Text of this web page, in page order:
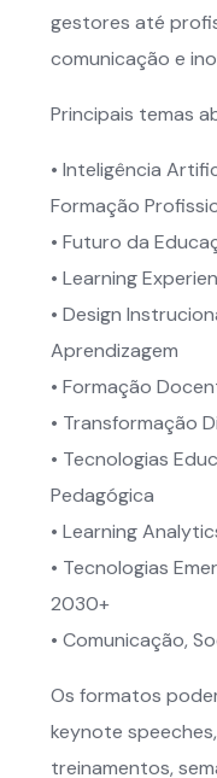
gestores até
comunicação e
Principais temas
• Inteligência
Formação
• Futuro da
• Learning
• Design
Aprendizagem
• Formação
• Transformação
• Tecnologias
Pedagógica
• Learning
• Tecnologias
2030+
• Comunicação,
Os formatos
keynote
treinamentos,